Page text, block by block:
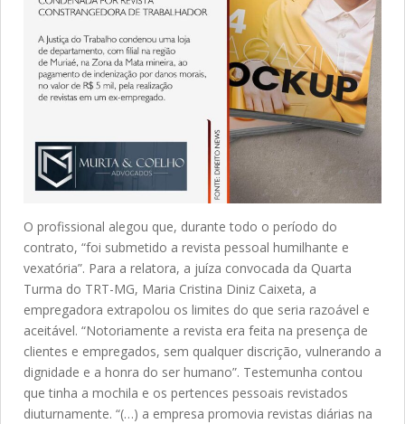
O profissional alegou que, durante todo o período do
contrato, “foi submetido a revista pessoal humilhante e
vexatória”. Para a relatora, a juíza convocada da Quarta
Turma do TRT-MG, Maria Cristina Diniz Caixeta, a
empregadora extrapolou os limites do que seria razoável e
aceitável. “Notoriamente a revista era feita na presença de
clientes e empregados, sem qualquer discrição, vulnerando a
dignidade e a honra do ser humano”. Testemunha contou
que tinha a mochila e os pertences pessoais revistados
diuturnamente. “(…) a empresa promovia revistas diárias na